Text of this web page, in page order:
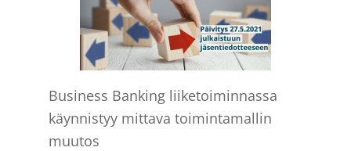
Business Banking liiketoiminnassa
käynnistyy mittava toimintamallin
muutos